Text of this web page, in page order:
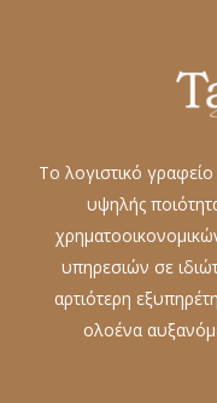
Το λογιστικό γραφείο
υψηλής
υπηρεσιών σε
αρτιότερη
ολοένα